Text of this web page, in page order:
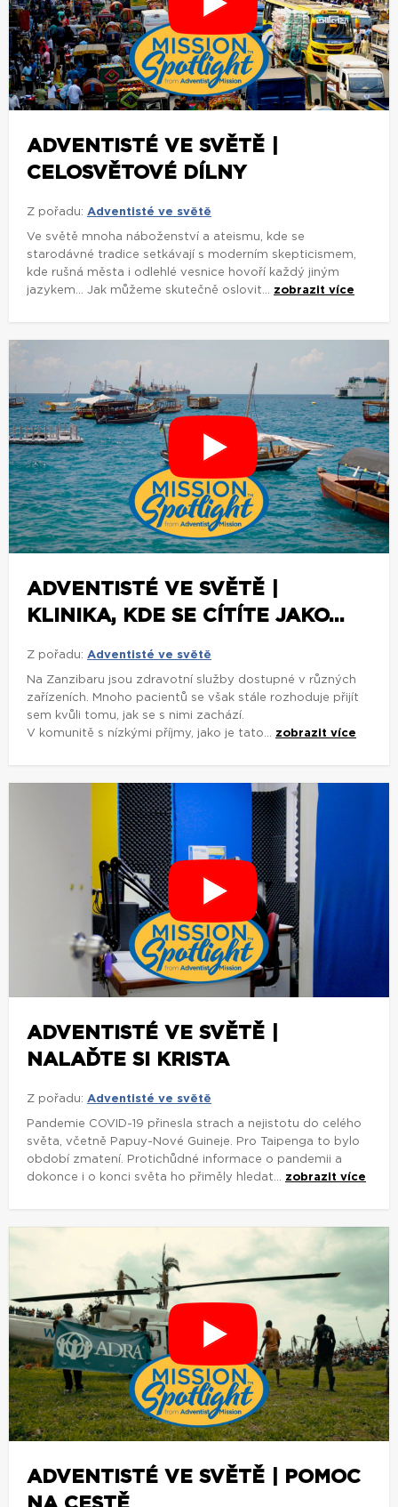
ADVENTISTÉ VE SVĚTĚ |
CELOSVĚTOVÉ DÍLNY
Z pořadu: Adventisté ve světě
Ve světě mnoha náboženství a ateismu, kde se
starodávné tradice setkávají s moderním skepticismem,
kde rušná města i odlehlé vesnice hovoří každý jiným
jazykem... Jak můžeme skutečně oslovit... zobrazit více
ADVENTISTÉ VE SVĚTĚ |
KLINIKA, KDE SE CÍTÍTE JAKO...
Z pořadu: Adventisté ve světě
Na Zanzibaru jsou zdravotní služby dostupné v různých
zařízeních. Mnoho pacientů se však stále rozhoduje přijít
sem kvůli tomu, jak se s nimi zachází.
V komunitě s nízkými příjmy, jako je tato... zobrazit více
ADVENTISTÉ VE SVĚTĚ |
NALAĎTE SI KRISTA
Z pořadu: Adventisté ve světě
Pandemie COVID-19 přinesla strach a nejistotu do celého
světa, včetně Papuy-Nové Guineje. Pro Taipenga to bylo
období zmatení. Protichůdné informace o pandemii a
dokonce i o konci světa ho přiměly hledat... zobrazit více
ADVENTISTÉ VE SVĚTĚ | POMOC